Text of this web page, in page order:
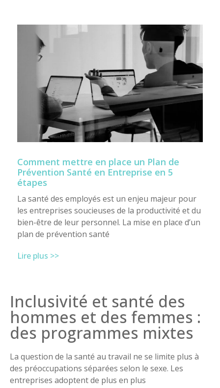
Comment mettre en place un Plan de
Prévention Santé en Entreprise en 5
étapes
La santé des employés est un enjeu majeur pour
les entreprises soucieuses de la productivité et du
bien-être de leur personnel. La mise en place d’un
plan de prévention santé
Lire plus >>
Inclusivité et santé des
hommes et des femmes :
des programmes mixtes
La question de la santé au travail ne se limite plus à
des préoccupations séparées selon le sexe. Les
entreprises adoptent de plus en plus